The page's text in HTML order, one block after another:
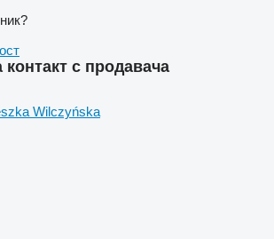
с продавача
Wilczyńska